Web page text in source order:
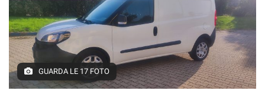
ASSISTENZA
AZIENDA
CONTATTI
GUARDA LE 17 FOTO
tue
preferenze
di
consenso
alle
tecnologie
di
tracciamento